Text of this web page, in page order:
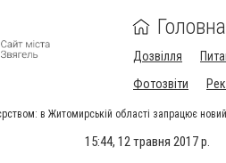
Головна
Дозвілля
Фотозвіти
в Житомирській області запрацює
15:44, 12 травня 2017 р.